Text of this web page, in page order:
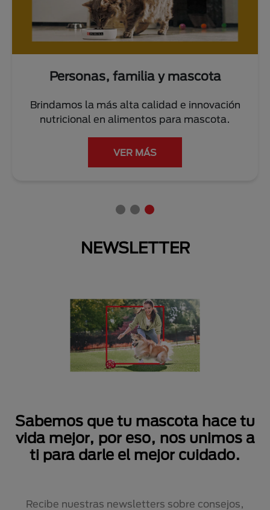
Personas, familia y mascota
Brindamos la más alta calidad e innovación
nutricional en alimentos para mascota.
VER MÁS
NEWSLETTER
Sabemos que tu mascota hace tu
vida mejor, por eso, nos unimos a
ti para darle el mejor cuidado.
Recibe nuestras newsletters sobre consejos,